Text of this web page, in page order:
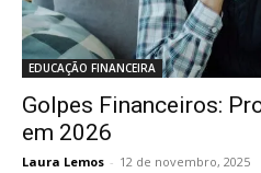
EDUCAÇÃO FINANCEIRA
Golpes Financeiros:
em 2026
Laura Lemos - 12 de novembro, 2025